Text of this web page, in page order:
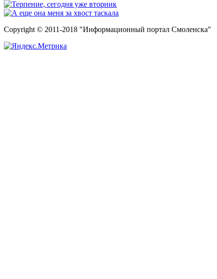
Copyright © 2011-2018 "Информационный портал Смоленска"